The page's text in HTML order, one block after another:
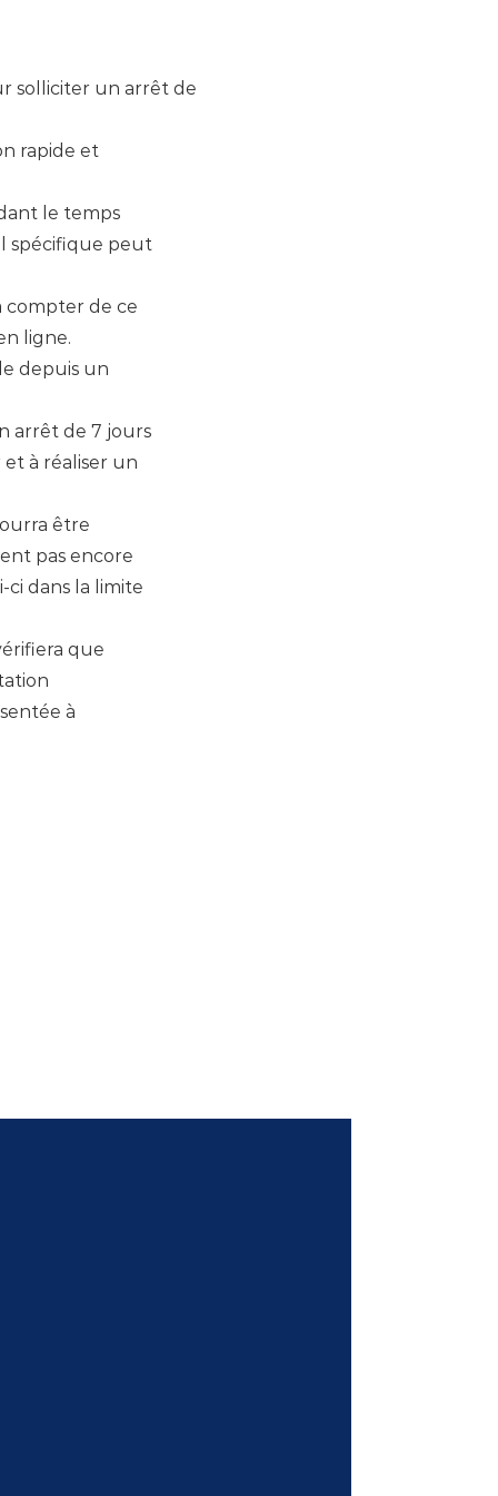
solliciter un arrêt de
rapide et
le temps
spécifique peut
compter de ce
ligne.
depuis un
arrêt de 7 jours
et à réaliser un
être
pas encore
ci dans la limite
que
à